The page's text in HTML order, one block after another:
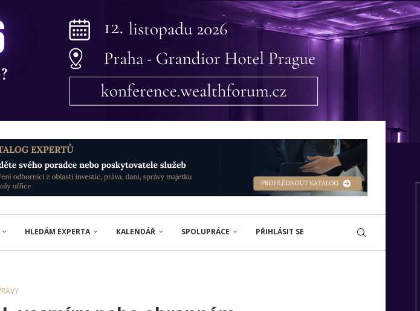
HLEDÁM EXPERTA KALENDÁŘ SPOLUPRÁCE PŘIHLÁSIT SE